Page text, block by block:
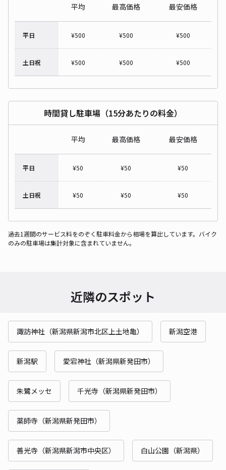
平均 最高価格 最安価格
平日 ¥500 ¥500 ¥500
土日祝 ¥500 ¥500 ¥500
時間貸し駐車場（15分あたりの料金）
平均 最高価格 最安価格
平日 ¥50 ¥50 ¥50
土日祝 ¥50 ¥50 ¥50
過去1週間のサービス料をのぞく駐車料金から相場を算出しています。バイク
のみの駐車場は集計対象に含まれていません。
近隣のスポット
諏訪神社（新潟県新潟市北区上土地亀） 新潟空港
新潟駅 愛宕神社（新潟県新発田市）
朱鷺メッセ 千光寺（新潟県新発田市）
薬師寺（新潟県新発田市）
善光寺（新潟県新潟市中央区） 白山公園（新潟県）